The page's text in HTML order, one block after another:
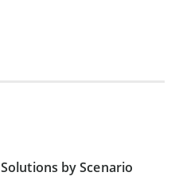
Solutions by Scenario